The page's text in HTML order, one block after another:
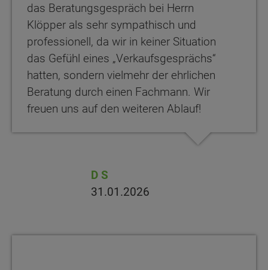
das Beratungsgespräch bei Herrn
Klöpper als sehr sympathisch und
professionell, da wir in keiner Situation
das Gefühl eines „Verkaufsgesprächs“
hatten, sondern vielmehr der ehrlichen
Beratung durch einen Fachmann. Wir
freuen uns auf den weiteren Ablauf!
D S
31.01.2026